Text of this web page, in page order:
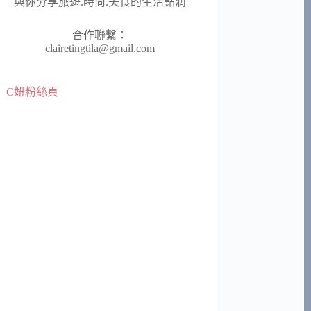
合作聯繫：
clairetingtila@gmail.com
C妞粉絲頁